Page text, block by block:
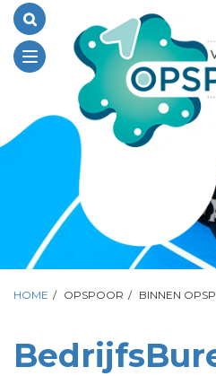
Toggle
navigation
HOME / OPSPOOR / BINNEN